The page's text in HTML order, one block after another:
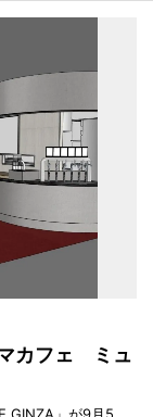
カフェ ミュ